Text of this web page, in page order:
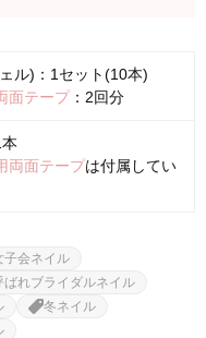
ル)：1セット(10本)
面テープ：2回分
両面テープは付属してい
子会ネイル
ばれブライダルネイル
冬ネイル